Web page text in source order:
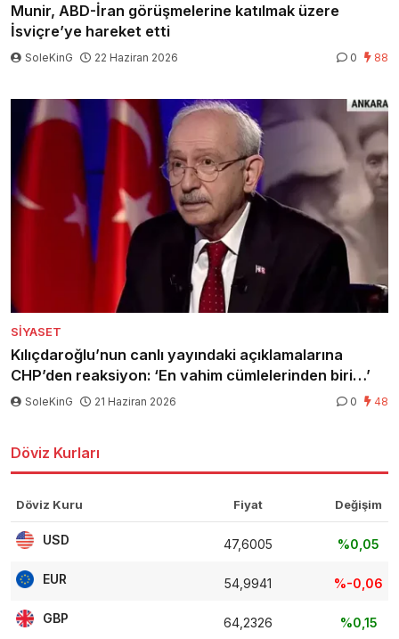
Munir, ABD-İran görüşmelerine katılmak üzere
İsviçre’ye hareket etti
SoleKinG 22 Haziran 2026 0 88
SIYASET
Kılıçdaroğlu’nun canlı yayındaki açıklamalarına
CHP’den reaksiyon: ‘En vahim cümlelerinden biri…’
SoleKinG 21 Haziran 2026 0 48
Döviz Kurları
Döviz Kuru Fiyat Değişim
USD 47,6005 %0,05
EUR 54,9941 %-0,06
GBP 64,2326 %0,15